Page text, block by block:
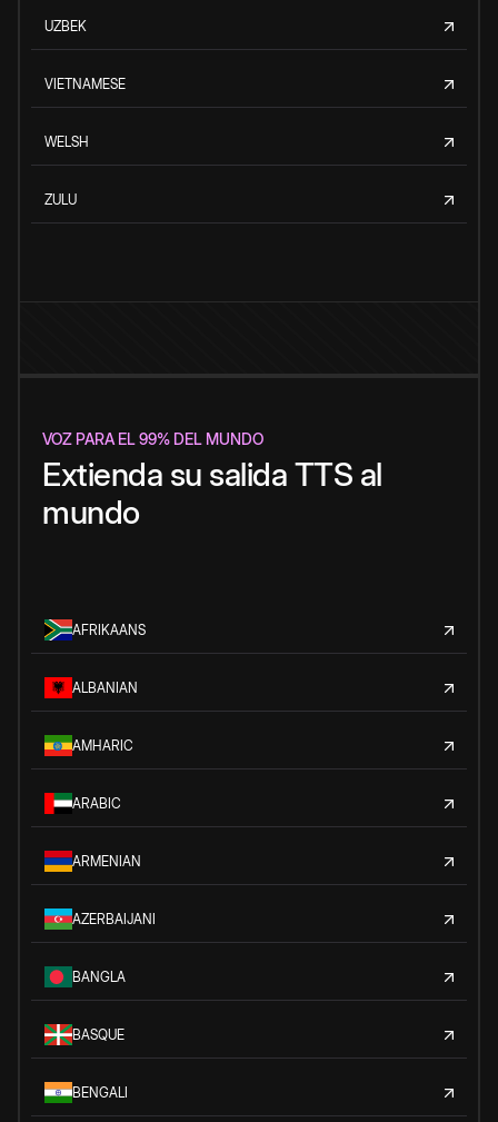
UZBEK
VIETNAMESE
WELSH
ZULU
VOZ PARA EL 99% DEL MUNDO
Extienda su salida TTS al
mundo
AFRIKAANS
ALBANIAN
AMHARIC
ARABIC
ARMENIAN
AZERBAIJANI
BANGLA
BASQUE
BENGALI